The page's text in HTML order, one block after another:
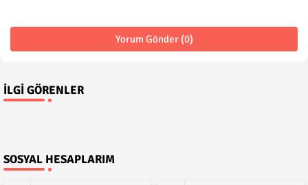
Yorum Gönder (0)
İLGI GÖRENLER
SOSYAL HESAPLARIM